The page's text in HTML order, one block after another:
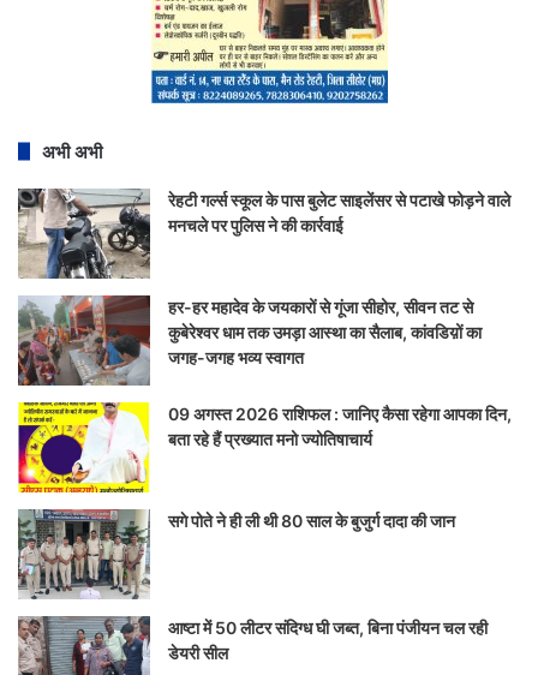
अभी अभी
रेहटी गर्ल्स स्कूल के पास बुलेट साइलेंसर से पटाखे फोड़ने वाले
मनचले पर पुलिस ने की कार्रवाई
हर-हर महादेव के जयकारों से गूंजा सीहोर, सीवन तट से
कुबेरेश्वर धाम तक उमड़ा आस्था का सैलाब, कांवडिय़ों का
जगह-जगह भव्य स्वागत
09 अगस्त 2026 राशिफल : जानिए कैसा रहेगा आपका दिन,
बता रहे हैं प्रख्यात मनो ज्योतिषाचार्य
सगे पोते ने ही ली थी 80 साल के बुजुर्ग दादा की जान
आष्टा में 50 लीटर संदिग्ध घी जब्त, बिना पंजीयन चल रही
डेयरी सील